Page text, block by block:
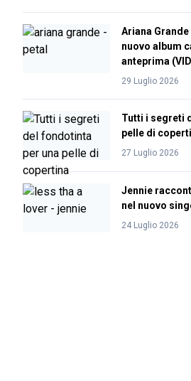
Ariana
nuovo album
anteprima
29 Luglio 2026
Tutti i segreti
pelle di
27 Luglio 2026
Jennie
nel nuovo
24 Luglio 2026